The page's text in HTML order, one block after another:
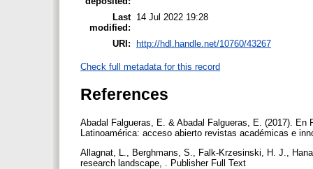
Last
modified:
14 Jul 2022 19:28
URI: http://hdl.handle.net/10760/43267
Check full metadata for this record
References
Abadal Falgueras, E. & Abadal Falgueras, E. (2017).
Latinoamérica: acceso abierto revistas académicas e
Allagnat, L., Berghmans, S., Falk-Krzesinski, H. J.,
research landscape, . Publisher Full Text